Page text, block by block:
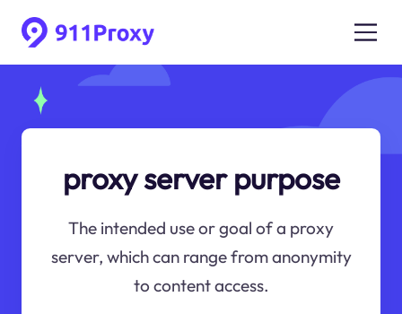
proxy server purpose
The intended use or goal of a proxy
server, which can range from anonymity
to content access.